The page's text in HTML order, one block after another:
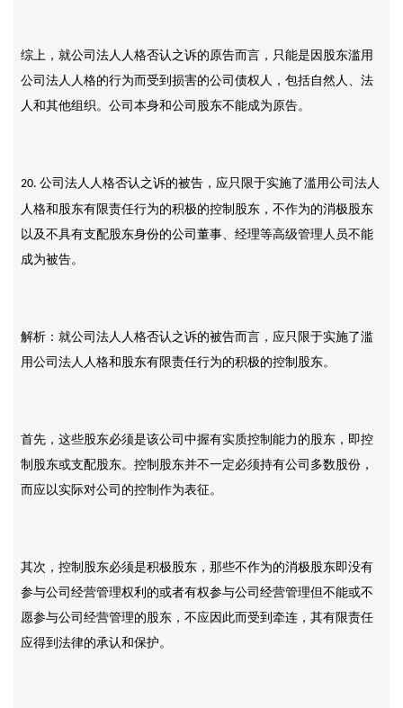
综上，就公司法人人格否认之诉的原告而言，只能是因股东滥用
公司法人人格的行为而受到损害的公司债权人，包括自然人、法
人和其他组织。公司本身和公司股东不能成为原告。
20.公司法人人格否认之诉的被告，应只限于实施了滥用公司法人
人格和股东有限责任行为的积极的控制股东，不作为的消极股东
以及不具有支配股东身份的公司董事、经理等高级管理人员不能
成为被告。
解析：就公司法人人格否认之诉的被告而言，应只限于实施了滥
用公司法人人格和股东有限责任行为的积极的控制股东。
首先，这些股东必须是该公司中握有实质控制能力的股东，即控
制股东或支配股东。控制股东并不一定必须持有公司多数股份，
而应以实际对公司的控制作为表征。
其次，控制股东必须是积极股东，那些不作为的消极股东即没有
参与公司经营管理权利的或者有权参与公司经营管理但不能或不
愿参与公司经营管理的股东，不应因此而受到牵连，其有限责任
应得到法律的承认和保护。